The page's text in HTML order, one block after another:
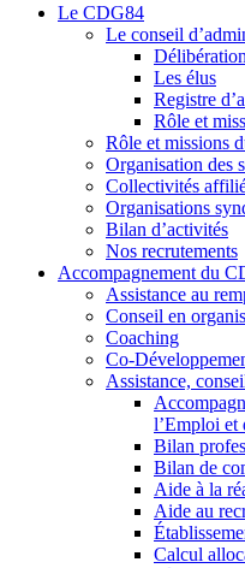
Le CDG84
Le conseil
Les élus
Registre
Rôle et
Rôle et missions
Organisation des
Collectivités
Organisations
Bilan d’activités
Nos recrutements
Accompagnement du
Assistance au
Conseil en
Coaching
Co-
Assistance,
l’Emploi et
Bilan
Bilan de
Aide à la
Aide au
Calcul